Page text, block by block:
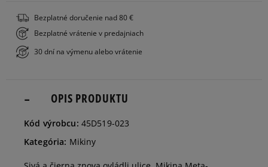
128-140
cm
cm
Bezplatné doručenie nad 80 €
Bezplatné vrátenie v predajniach
30 dní na výmenu alebo vrátenie
OPIS PRODUKTU
Kód výrobcu: 45D519-023
Kategória: Mikiny